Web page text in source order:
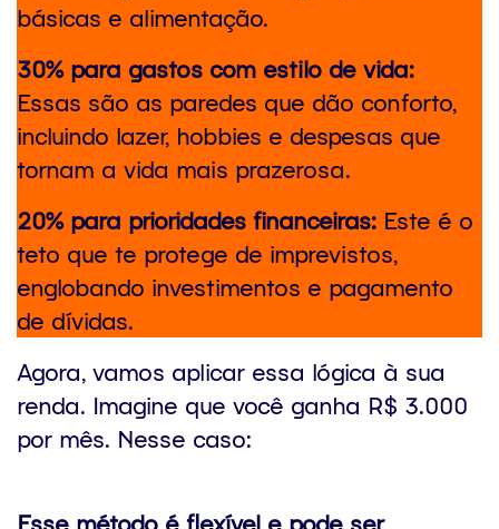
básicas e alimentação.
30% para gastos com estilo de vida:
Essas são as paredes que dão conforto,
incluindo lazer, hobbies e despesas que
tornam a vida mais prazerosa.
20% para prioridades financeiras: Este é o
teto que te protege de imprevistos,
englobando investimentos e pagamento
de dívidas.
Agora, vamos aplicar essa lógica à sua
renda. Imagine que você ganha R$ 3.000
por mês. Nesse caso:
Esse método é flexível e pode ser